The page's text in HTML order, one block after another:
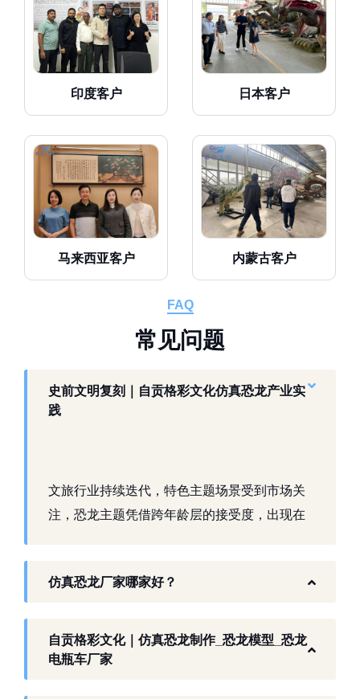
印度客户 日本客户
马来西亚客户 内蒙古客户
FAQ
常 见问题
史前文明复刻｜自贡格彩文化仿真恐龙产业实
践
文旅行业持续迭代，特色主题场景受到市场关
注，恐龙主题凭借跨年龄层的接受度，出现在
生态。自贡格彩文化艺术有限公司扎根本地产
以工厂生产能力，为各地客户提供史前主题相
关产品与服务。
仿真恐龙厂家哪家好？
自贡格彩文化｜仿真恐龙制作_恐龙模型_恐龙
电瓶车厂家